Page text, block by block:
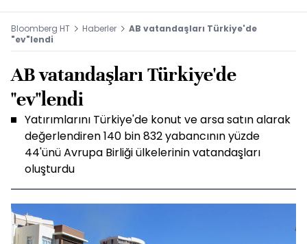
Bloomberg HT Haberler
AB vatandaşları Türkiye'de
"ev"lendi
AB vatandaşları Türkiye'de
"ev"lendi
Yatırımlarını Türkiye'de konut ve arsa satın alarak
değerlendiren 140 bin 832 yabancının yüzde
44'ünü Avrupa Birliği ülkelerinin vatandaşları
oluşturdu